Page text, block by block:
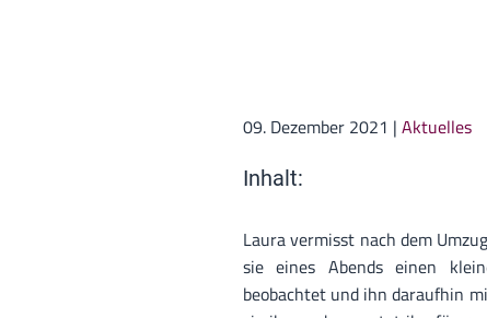
09. Dezember 2021 | Aktuelles
Inhalt:
Laura vermisst nach dem
sie eines Abends einen
beobachtet und ihn daraufhin